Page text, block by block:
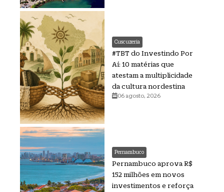
Cuscuzeria
#TBT do Investindo Por
Aí: 10 matérias que
atestam a multiplicidade
da cultura nordestina
06 agosto, 2026
Pernambuco
Pernambuco aprova R$
152 milhões em novos
investimentos e reforça